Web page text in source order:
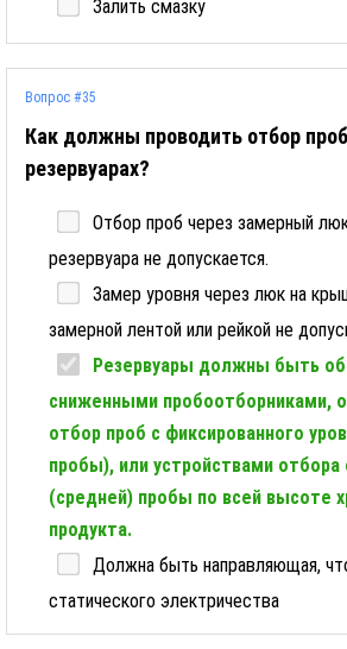
Залить смазку
Вопрос #35
Как должны проводить отбор
резервуарах?
Отбор проб через замерный
резервуара не допускается.
Замер уровня через люк на
замерной лентой или рейкой не
Резервуары должны быть
сниженными пробоотборниками,
отбор проб с фиксированного
пробы), или устройствами
(средней) пробы по всей высоте
продукта.
Должна быть направляющая,
статического электричества